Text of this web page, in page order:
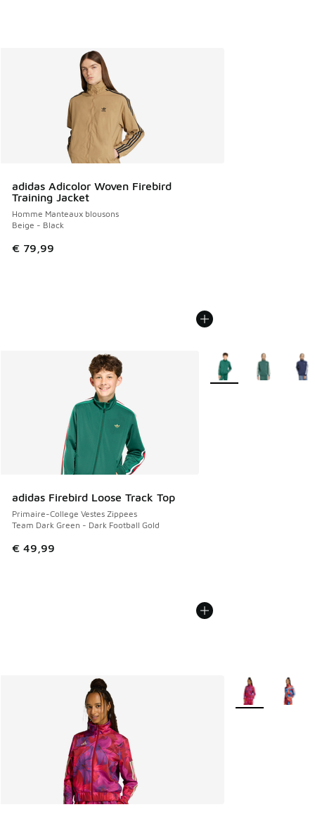
adidas Adicolor Woven Firebird
Training Jacket
Homme Manteaux blousons
Beige - Black
€ 79,99
adidas Firebird Loose Track Top
Primaire-College Vestes Zippees
Team Dark Green - Dark Football Gold
€ 49,99
Plus de couleurs
Plus de couleurs